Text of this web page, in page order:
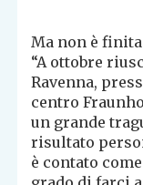
Ma non è
“A ottobre
Ravenna,
centro
un grande
risultato
è contato